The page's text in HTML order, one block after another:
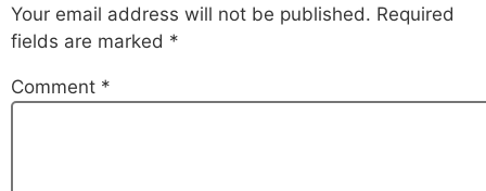
Your email address will not be published. Required
fields are marked *
Comment *